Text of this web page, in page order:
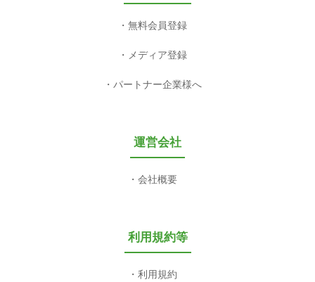
無料会員登録
メディア登録
パートナー企業様へ
運営会社
会社概要
利用規約等
利用規約